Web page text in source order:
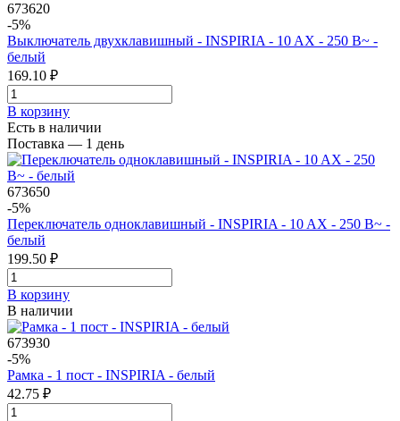
673620
-5%
Выключатель двухклавишный - INSPIRIA - 10 AX - 250 В~ -
белый
169.10 ₽
В корзинy
Есть в наличии
Поставка — 1 день
673650
-5%
Переключатель одноклавишный - INSPIRIA - 10 AX - 250 В~ -
белый
199.50 ₽
В корзинy
В наличии
673930
-5%
Рамка - 1 пост - INSPIRIA - белый
42.75 ₽